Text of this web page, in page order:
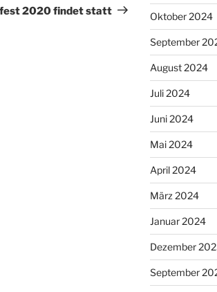
Beitrag
2020 findet statt Oktober 2024
September
August 2024
Juli 2024
Juni 2024
Mai 2024
April 2024
März 2024
Januar 2024
Dezember
September